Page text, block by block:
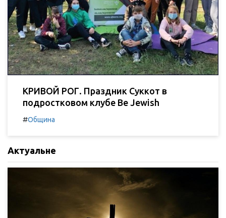
КРИВОЙ РОГ. Праздник Суккот в
подростковом клубе Be Jewish
#Община
Актуальне